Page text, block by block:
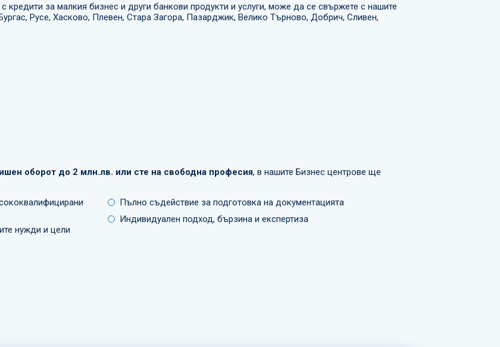
кредити за малкия бизнес и други банкови продукти и услуги, може да се свържете с нашите
Русе, Хасково, Плевен, Стара Загора, Пазарджик, Велико Търново, Добрич, Сливен,
оборот до 2 млн.лв. или сте на свободна професия, в нашите Бизнес центрове ще
нужди и цели
Пълно съдействие за подготовка на документацията
Индивидуален подход, бързина и експертиза